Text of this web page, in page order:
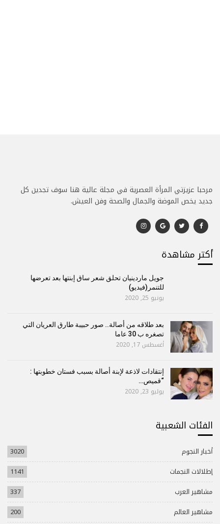
مرحبا عزيزتي المرأة العصرية في مجلة عالية هنا سوف تجدين كل
جديد يخص الموضة والجمال والصحة وفن العيش.
أكتر مشاهدة
جويل ماردينيان تحلق شعر ساق إبنتها بعد تعرضها
للتنمر(فيديو)
يونيو 25, 2020
بعد طلاقه من أصالة.. صور حبيبة طارق العريان التي
تصغره ب 30 عاما
أغسطس 17, 2020
إنتقادات لاذعة لإبنة أصالة بسبب فستان خطوبتها :
“قميص…
يوليو 23, 2020
الفئات الشعبية
أخبار النجوم
3020
إطلالات النجمات
1141
مشاهير العرب
337
مشاهير العالم
200